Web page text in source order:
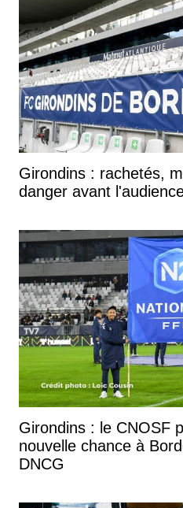
Girondins : rachetés,
danger avant
Girondins : le CNOSF
nouvelle chance à
DNCG